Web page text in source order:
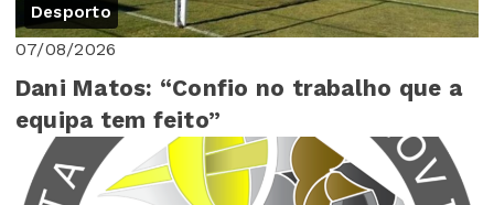
Desporto
07/08/2026
Dani Matos: “Confio no trabalho que a
equipa tem feito”